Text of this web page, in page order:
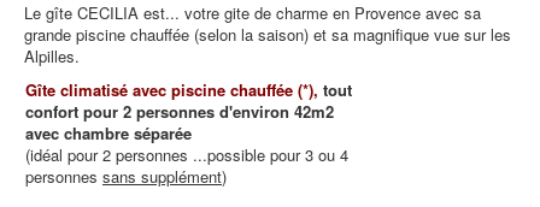
Le gîte CECILIA est... votre gite de charme en Provence avec sa
grande piscine chauffée (selon la saison) et sa magnifique vue sur les
Alpilles.
Gîte climatisé avec piscine chauffée (*), tout
confort pour 2 personnes d'environ 42m2
avec chambre séparée
(idéal pour 2 personnes ...possible pour 3 ou 4
personnes sans supplément)